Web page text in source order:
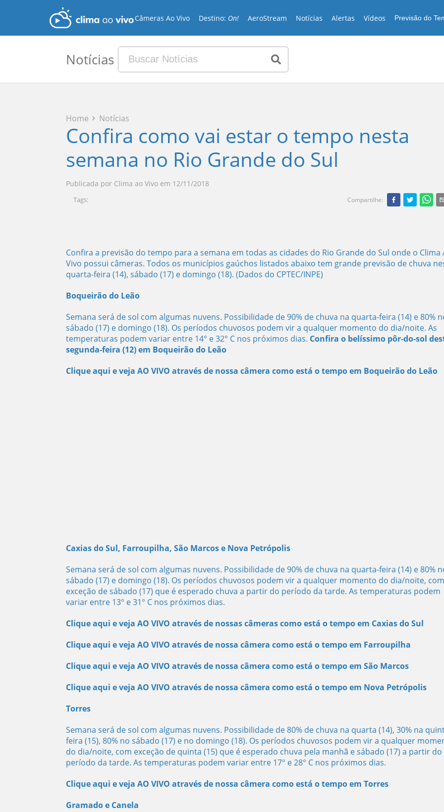
Câmeras Ao Vivo Destino: On! AeroStream Notícias Alertas Vídeos Previsão do
Notícias
Home Notícias
Confira como vai estar o tempo nesta
semana no Rio Grande do Sul
Publicada por Clima ao Vivo em 12/11/2018
Tags: Compartilhe:
Confira a previsão do tempo para a semana em todas as cidades do Rio Grande do Sul onde o Clima
Vivo possui câmeras. Todos os municípios gaúchos listados abaixo tem grande previsão de chuva
quarta-feira (14), sábado (17) e domingo (18). (Dados do CPTEC/INPE)
Boqueirão do Leão
Semana será de sol com algumas nuvens. Possibilidade de 90% de chuva na quarta-feira (14) e 80%
sábado (17) e domingo (18). Os períodos chuvosos podem vir a qualquer momento do dia/noite. As
temperaturas podem variar entre 14° e 32° C nos próximos dias. Confira o belíssimo pôr-do-sol
segunda-feira (12) em Boqueirão do Leão
Clique aqui e veja AO VIVO através de nossa câmera como está o tempo em Boqueirão do Leão
Caxias do Sul, Farroupilha, São Marcos e Nova Petrópolis
Semana será de sol com algumas nuvens. Possibilidade de 90% de chuva na quarta-feira (14) e 80%
sábado (17) e domingo (18). Os períodos chuvosos podem vir a qualquer momento do dia/noite, com
exceção de sábado (17) que é esperado chuva a partir do período da tarde. As temperaturas podem
variar entre 13° e 31° C nos próximos dias.
Clique aqui e veja AO VIVO através de nossas câmeras como está o tempo em Caxias do Sul
Clique aqui e veja AO VIVO através de nossa câmera como está o tempo em Farroupilha
Clique aqui e veja AO VIVO através de nossa câmera como está o tempo em São Marcos
Clique aqui e veja AO VIVO através de nossa câmera como está o tempo em Nova Petrópolis
Torres
Semana será de sol com algumas nuvens. Possibilidade de 80% de chuva na quarta (14), 30% na
feira (15), 80% no sábado (17) e no domingo (18). Os períodos chuvosos podem vir a qualquer
do dia/noite, com exceção de quinta (15) que é esperado chuva pela manhã e sábado (17) a partir do
período da tarde. As temperaturas podem variar entre 17° e 28° C nos próximos dias.
Clique aqui e veja AO VIVO através de nossa câmera como está o tempo em Torres
Gramado e Canela